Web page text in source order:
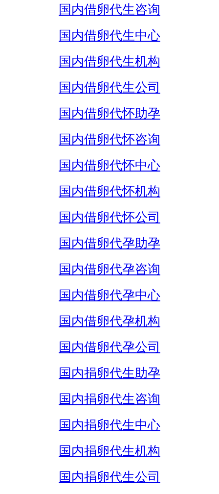
国内借卵代生咨询
国内借卵代生中心
国内借卵代生机构
国内借卵代生公司
国内借卵代怀助孕
国内借卵代怀咨询
国内借卵代怀中心
国内借卵代怀机构
国内借卵代怀公司
国内借卵代孕助孕
国内借卵代孕咨询
国内借卵代孕中心
国内借卵代孕机构
国内借卵代孕公司
国内捐卵代生助孕
国内捐卵代生咨询
国内捐卵代生中心
国内捐卵代生机构
国内捐卵代生公司